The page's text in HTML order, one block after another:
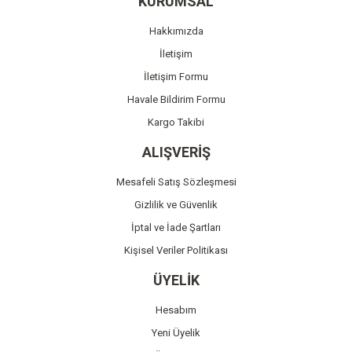
Ürün bilgilerinde hatalar bulunuyor.
Ürün fiyatı diğer sitelerden daha pahalı.
Bu ürüne benzer farklı alternatifler olmalı.
Gönder
Hakkımızda
İletişim
İletişim Formu
Havale Bildirim Formu
Kargo Takibi
ALIŞVERİŞ
Mesafeli Satış Sözleşmesi
Gizlilik ve Güvenlik
İptal ve İade Şartları
Kişisel Veriler Politikası
ÜYELİK
Hesabım
Yeni Üyelik